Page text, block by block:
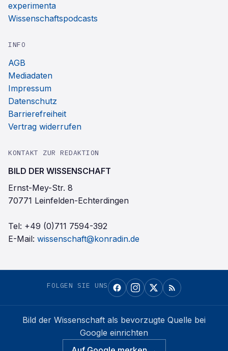
experimenta
Wissenschaftspodcasts
INFO
AGB
Mediadaten
Impressum
Datenschutz
Barrierefreiheit
Vertrag widerrufen
KONTAKT ZUR REDAKTION
BILD DER WISSENSCHAFT
Ernst-Mey-Str. 8
70771 Leinfelden-Echterdingen
Tel: +49 (0)711 7594-392
E-Mail: wissenschaft@konradin.de
FOLGEN SIE UNS
Bild der Wissenschaft als bevorzugte Quelle bei
Google einrichten